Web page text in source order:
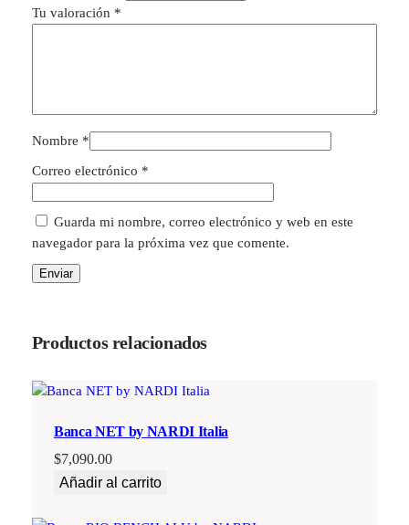
Tu valoración *
Nombre *
Correo electrónico *
Guarda mi nombre, correo electrónico y web en este
navegador para la próxima vez que comente.
Productos relacionados
Banca NET by NARDI Italia
$7,090.00
Añadir al carrito